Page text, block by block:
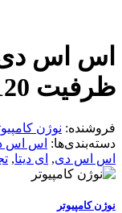
ظرفیت 120 گیگابایت
فروشنده: نوژن
دسته‌بندی‌ها: اس اس
اس اس دی, ای دیتا,
نوژن کامپیوتر